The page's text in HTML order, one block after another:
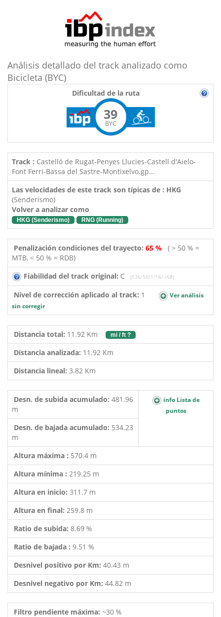
Análisis detallado del track analizado como
Bicicleta (BYC)
Dificultad de la ruta
39
BYC
Track : Castelló de Rugat-Penyes Llucies-Castell d'Aielo-
Font Ferri-Bassa del Sastre-Montixelvo.gp...
Las velocidades de este track son típicas de : HKG
(Senderismo)
Volver a analizar como
HKG (Senderismo) RNG (Running)
Penalización condiciones del trayecto: 65 % ( > 50 % =
MTB, < 50 % = RDB)
Fiabilidad del track original: C (536/50/1/16/-/68)
Nivel de corrección aplicado al track: 1
Ver análisis
sin corregir
Distancia total: 11.92 Km mi / ft ?
Distancia analizada: 11.92 Km
Distancia lineal: 3.82 Km
Desn. de subida acumulado: 481.96
m
info Lista de
puntos
Desn. de bajada acumulado: 534.23
m
Altura máxima : 570.4 m
Altura mínima : 219.25 m
Altura en inicio: 311.7 m
Altura en final: 259.8 m
Ratio de subida: 8.69 %
Ratio de bajada : 9.51 %
Desnivel positivo por Km: 40.43 m
Desnivel negativo por Km: 44.82 m
Filtro pendiente máxima: ~30 %